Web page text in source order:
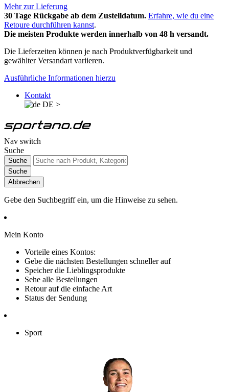
Mehr zur Lieferung
30 Tage Rückgabe ab dem Zustelldatum. Erfahre, wie du eine
Retoure durchführen kannst.
Die meisten Produkte werden innerhalb von 48 h versandt.
Die Lieferzeiten können je nach Produktverfügbarkeit und
gewählter Versandart variieren.
Ausführliche Informationen hierzu
Kontakt
DE >
Nav switch
Suche
Suche
Suche
Abbrechen
Gebe den Suchbegriff ein, um die Hinweise zu sehen.
Mein Konto
Vorteile eines Kontos:
Gebe die nächsten Bestellungen schneller auf
Speicher die Lieblingsprodukte
Sehe alle Bestellungen
Retour auf die einfache Art
Status der Sendung
Sport